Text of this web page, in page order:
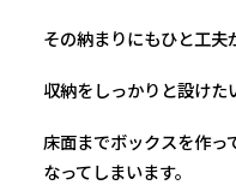
その納まりにもひと工夫
収納をしっかりと設けた
床面までボックスを作っ
なってしまいます。